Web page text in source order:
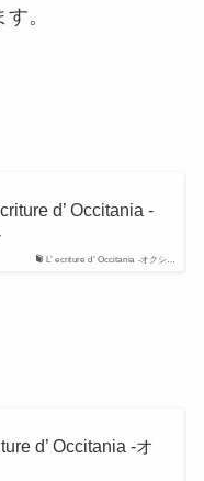
。
L’ ecriture d’ Occitania -オクシ…
d’ Occitania -
d’ Occitania -オ